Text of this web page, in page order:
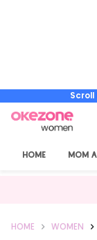
Scroll
HOME MOM
HOME WOMEN